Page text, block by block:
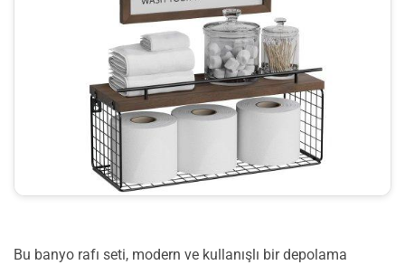
Bu banyo rafı seti, modern ve kullanışlı bir depolama